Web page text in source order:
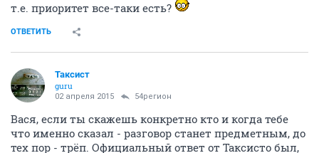
т.е. приоритет все-таки есть?
ОТВЕТИТЬ
Таксист
guru
02 апреля 2015 54регион
Вася, если ты скажешь конкретно кто и когда тебе
что именно сказал - разговор станет предметным, до
тех пор - трёп. Официальный ответ от Таксисто был,